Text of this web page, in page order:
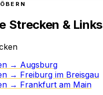
Strecken & Links
→ Augsburg
→ Freiburg im Breisgau
→ Frankfurt am Main